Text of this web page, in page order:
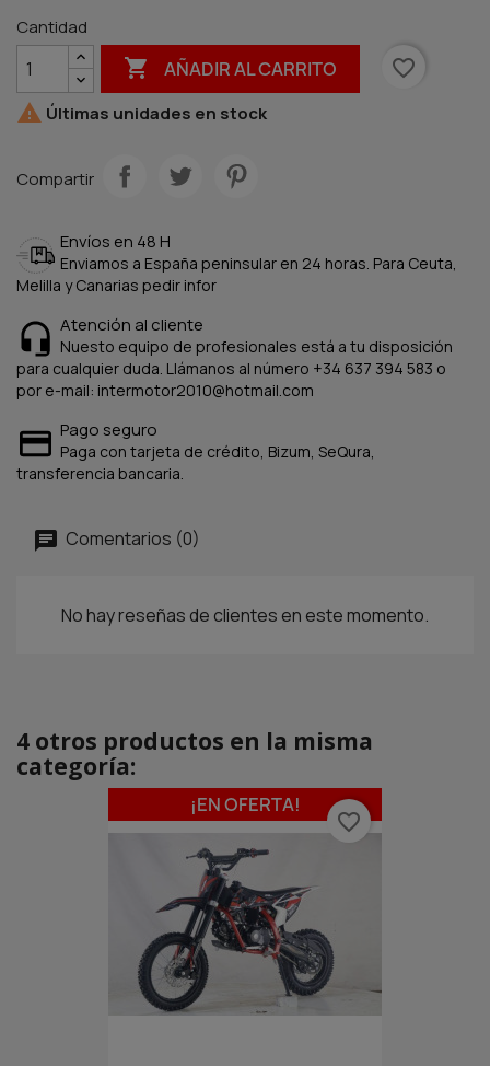
Cantidad
 AÑADIR AL CARRITO
favorite_border
 Últimas unidades en stock
Compartir
Envíos en 48 H
Enviamos a España peninsular en 24 horas. Para Ceuta,
Melilla y Canarias pedir infor
Atención al cliente
Nuesto equipo de profesionales está a tu disposición
para cualquier duda. Llámanos al número +34 637 394 583 o
por e-mail: intermotor2010@hotmail.com
Pago seguro
Paga con tarjeta de crédito, Bizum, SeQura,
transferencia bancaria.
Comentarios (0)
No hay reseñas de clientes en este momento.
4 otros productos en la misma
categoría:
¡EN OFERTA!
favorite_border